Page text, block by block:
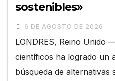
sostenibles»
6 DE AGOSTO DE 2026
LONDRES, Reino Unido
científicos ha logrado un
búsqueda de alternativas